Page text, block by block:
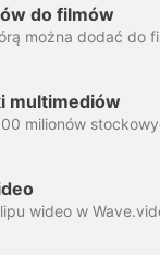
do filmów
multimediów